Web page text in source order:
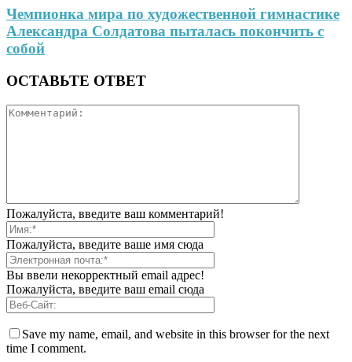
Чемпионка мира по художественной гимнастике
Александра Солдатова пыталась покончить с
собой
ОСТАВЬТЕ ОТВЕТ
Пожалуйста, введите ваш комментарий!
Пожалуйста, введите ваше имя сюда
Вы ввели некорректный email адрес!
Пожалуйста, введите ваш email сюда
Save my name, email, and website in this browser for the next
time I comment.